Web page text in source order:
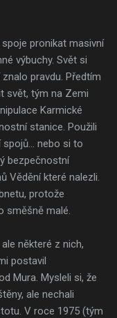
pronikat masivní
výbuchy. Svět si
pravdu. Předtím
svět, tým na Zemi
Karmické
stanice. Použili
nebo si to
bezpečnostní
Vědění které nalezli.
protože
směšně malé.
některé z nich,
postavil
Mura. Mysleli si, že
ale nechali
V roce 1975 (tým